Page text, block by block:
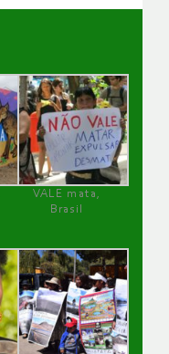
VALE mata,
Brasil